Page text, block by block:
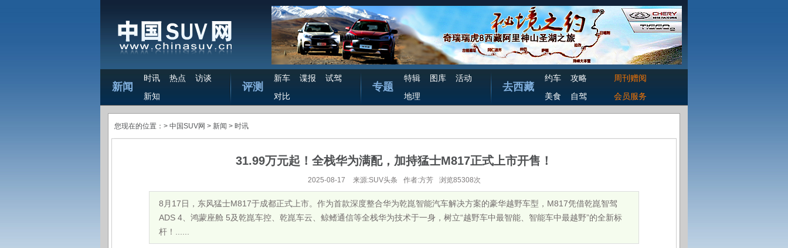
新闻
时讯 热点
访谈
新知
评测
新车 谍报
试驾
对比
专题
特辑 图库
活动
地理
去西藏
约车
攻略
美食
自驾
周刊赠阅
会员服务
您现在的位置：> 中国SUV网 > 新闻 > 时讯
31.99万元起！全栈华为满配，加持猛士M817正式上市开售！
2025-08-17 来源:SUV头条 作者:方芳 浏览85308次
​8月17日，东风猛士M817于成都正式上市。作为首款深度整合华为乾崑智能汽车解决方案的豪华越野车型，M817凭借乾崑智驾
ADS 4、鸿蒙座舱 5及乾崑车控、乾崑车云、鲸鳍通信等全栈华为技术于一身，树立“越野车中最智能、智能车中最越野”的全新标
杆！......